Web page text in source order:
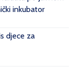
inkubator
djece za